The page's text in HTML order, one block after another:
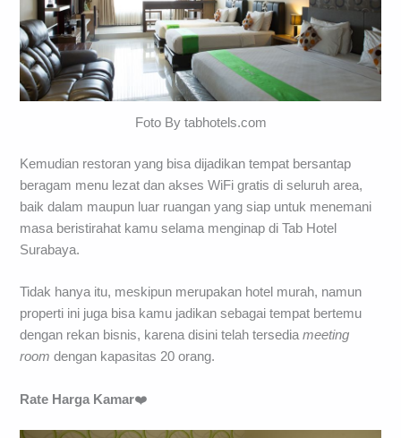
Foto By tabhotels.com
Kemudian restoran yang bisa dijadikan tempat bersantap
beragam menu lezat dan akses WiFi gratis di seluruh area,
baik dalam maupun luar ruangan yang siap untuk menemani
masa beristirahat kamu selama menginap di Tab Hotel
Surabaya.
Tidak hanya itu, meskipun merupakan hotel murah, namun
properti ini juga bisa kamu jadikan sebagai tempat bertemu
dengan rekan bisnis, karena disini telah tersediameeting
room dengan kapasitas 20 orang.
Rate Harga Kamar❤️